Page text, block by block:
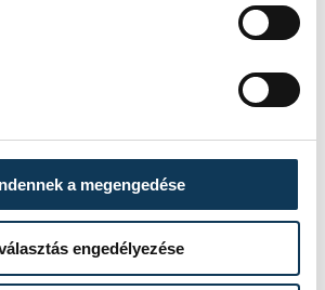
a megengedése
engedélyezése
azt is közölte, hogy a
fejlesztési Program
- az ideihez képest nyolc